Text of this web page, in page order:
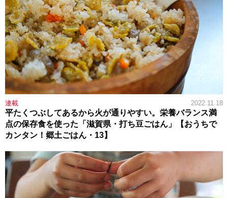
連載 2022.11.18
平たくつぶしてあるから火が通りやすい。栄養バランス満
点の保存食を使った「滋賀県・打ち豆ごはん」【おうちで
カンタン！郷土ごはん・13】